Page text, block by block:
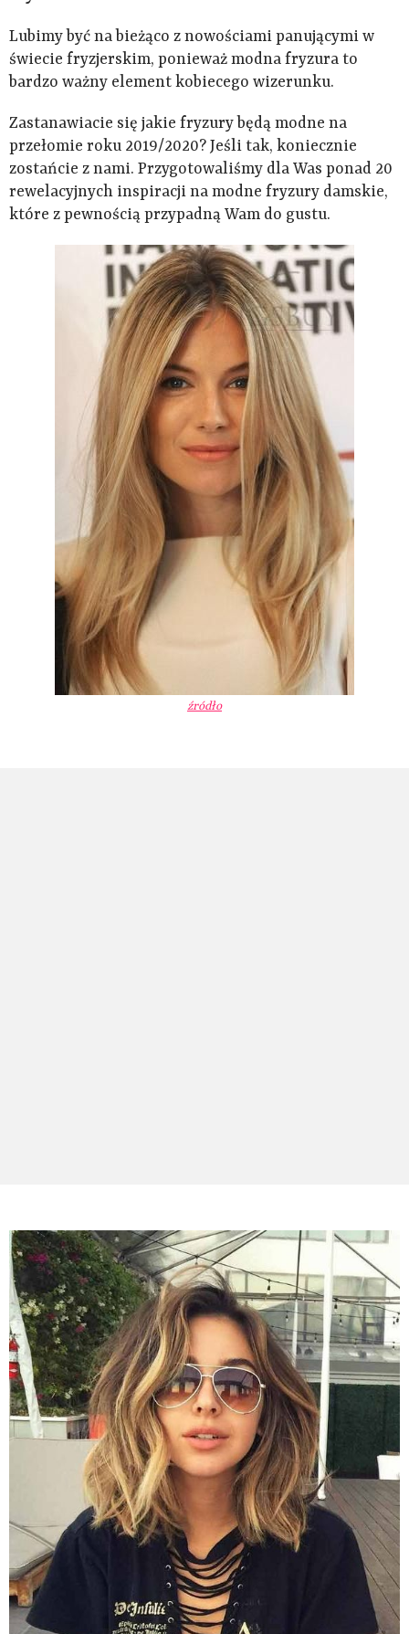
Lubimy być na bieżąco z nowościami panującymi w
świecie fryzjerskim, ponieważ modna fryzura to
bardzo ważny element kobiecego wizerunku.
Zastanawiacie się jakie fryzury będą modne na
przełomie roku 2019/2020? Jeśli tak, koniecznie
zostańcie z nami. Przygotowaliśmy dla Was ponad 20
rewelacyjnych inspiracji na modne fryzury damskie,
które z pewnością przypadną Wam do gustu.
źródło